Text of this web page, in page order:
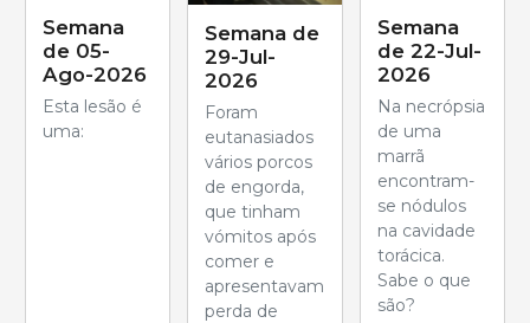
Semana
de 05-
Ago-2026
Esta lesão é
uma:
Semana de
29-Jul-
2026
Foram
eutanasiados
vários porcos
de engorda,
que tinham
vómitos após
comer e
apresentavam
perda de
Semana
de 22-Jul-
2026
Na necrópsia
de uma
marrã
encontram-
se nódulos
na cavidade
torácica.
Sabe o que
são?